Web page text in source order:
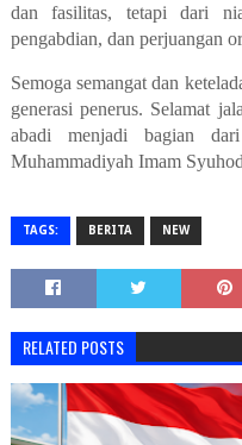
dan fasilitas, tetapi dari
pengabdian, dan perjuangan
Semoga semangat dan
generasi penerus. Selamat
abadi menjadi bagian
Muhammadiyah Imam
TAGS: BERITA NEW
RELATED POSTS